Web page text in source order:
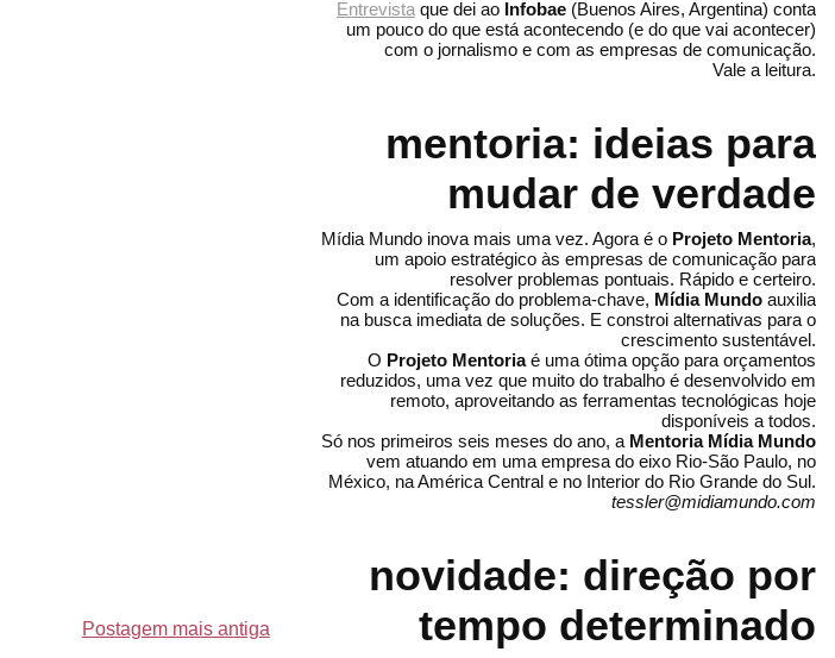
Postagem mais antiga
Entrevista que dei ao Infobae (Buenos Aires, Argentina) conta
um pouco do que está acontecendo (e do que vai acontecer)
com o jornalismo e com as empresas de comunicação.
Vale a leitura.
mentoria: ideias para
mudar de verdade
Mídia Mundo inova mais uma vez. Agora é o Projeto Mentoria,
um apoio estratégico às empresas de comunicação para
resolver problemas pontuais. Rápido e certeiro.
Com a identificação do problema-chave, Mídia Mundo auxilia
na busca imediata de soluções. E constroi alternativas para o
crescimento sustentável.
O Projeto Mentoriaé uma ótima opção para orçamentos
reduzidos, uma vez que muito do trabalho é desenvolvido em
remoto, aproveitando as ferramentas tecnológicas hoje
disponíveis a todos.
Só nos primeiros seis meses do ano, a Mentoria Mídia Mundo
vem atuando em uma empresa do eixo Rio-São Paulo, no
México, na América Central e no Interior do Rio Grande do Sul.
tessler@midiamundo.com
novidade: direção por
tempo determinado